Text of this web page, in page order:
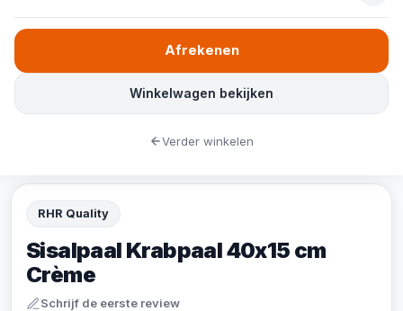
RHR Quality
Sisalpaal Krabpaal 40x15 cm
Crème
Schrijf de eerste review
Winkelwagen bekijken
Afrekenen
Verder winkelen